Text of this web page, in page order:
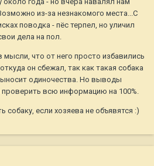
из-за незнакомого места...С
поводка - пёс терпел, но уличил
дела на пол.
что от него просто избавились
он сбежал, так как такая собака
одиночества. Но выводы
проверить всю информацию на 100%.
если хозяева не объявятся :)